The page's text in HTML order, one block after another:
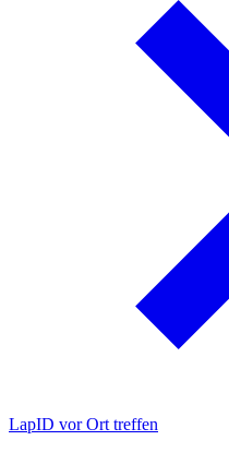
LapID vor Ort treffen